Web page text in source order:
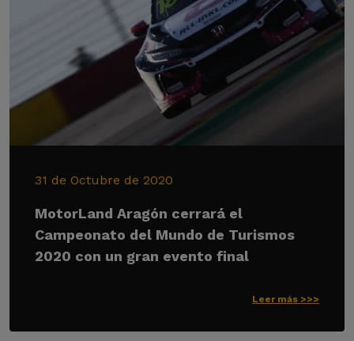
31 de Octubre de 2020
MotorLand Aragón cerrará el
Campeonato del Mundo de Turismos
2020 con un gran evento final
Leer más >>>